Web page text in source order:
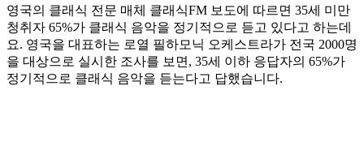
영국의 클래식 전문 매체 클래식FM 보도에 따르면 35세 미만
청취자 65%가 클래식 음악을 정기적으로 듣고 있다고 하는데
요. 영국을 대표하는 로열 필하모닉 오케스트라가 전국 2000명
을 대상으로 실시한 조사를 보면, 35세 이하 응답자의 65%가
정기적으로 클래식 음악을 듣는다고 답했습니다.